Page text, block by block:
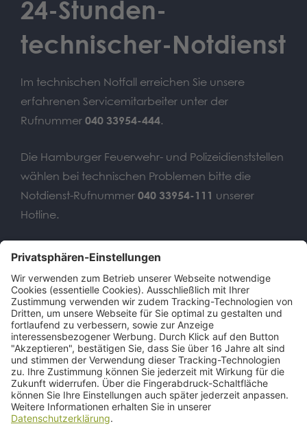
24-Stunden-
technischer-Notdienst
Im technischen Notfall erreichen Sie unsere
erfahrenen Servicemitarbeiter unter der
Rufnummer 040 33954-444.
Die Hamburger Feuerwehr- und Polizeidienststellen
wählen bei technischen Problemen bitte die
Notdienst-Rufnummer 040 33954-111 unserer
Hotline.
Wir benötigen Ihre
Zustimmung, um den Google
Maps-Service zu laden!
Wir verwenden einen Service eines
Drittanbieters, um Karteninhalte
einzubetten. Dieser Service kann Daten
zu Ihren Aktivitäten sammeln. Bitte lesen
Sie die Details durch und stimmen Sie
der Nutzung des Service zu, um diese